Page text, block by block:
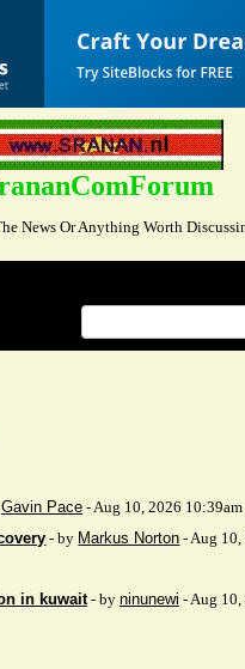
News Or Anything Worth
Gavin Pace - Aug 10, 2026 10:39am
- by Markus Norton - Aug
in kuwait - by ninunewi - Aug